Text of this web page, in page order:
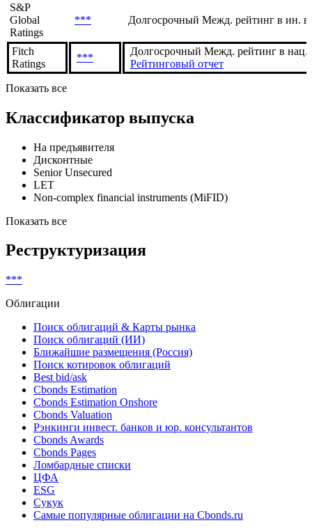
S&P
Global
Ratings
*** Долгосрочный Межд. рейтинг в ин.
Fitch
Ratings
***
Долгосрочный Межд. рейтинг в нац.
Рейтинговый отчет
Показать все
Классификатор выпуска
На предъявителя
Дисконтные
Senior Unsecured
LET
Non-complex financial instruments (MiFID)
Показать все
Реструктуризация
***
Облигации
Поиск облигаций & Карты рынка
Поиск облигаций (ИИ)
Ближайшие размещения (Россия)
Поиск котировок облигаций
Best bid/ask
Cbonds Estimation
Cbonds Estimation Onshore
Cbonds Valuation
Рэнкинги инвест. банков и юр. консультантов
Cbonds Awards
Cbonds Pages
Ломбардные списки
ЦФА
ESG
Сукук
Самые популярные облигации на Cbonds.ru